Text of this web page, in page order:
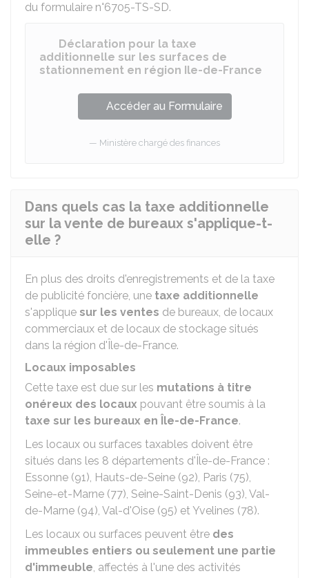
du formulaire n°6705-TS-SD.
Déclaration pour la taxe
additionnelle sur les surfaces de
stationnement en région Ile-de-France
Accéder au Formulaire
Ministère chargé des finances
Dans quels cas la taxe additionnelle
sur la vente de bureaux s'applique-t-
elle ?
En plus des droits d'enregistrements et de la taxe
de publicité foncière, une taxe additionnelle
s'applique sur les ventes de bureaux, de locaux
commerciaux et de locaux de stockage situés
dans la région d'Île-de-France.
Locaux imposables
Cette taxe est due sur les mutations à titre
onéreux des locaux pouvant être soumis à la
taxe sur les bureaux en Île-de-France.
Les locaux ou surfaces taxables doivent être
situés dans les 8 départements d'Île-de-France :
Essonne (91), Hauts-de-Seine (92), Paris (75),
Seine-et-Marne (77), Seine-Saint-Denis (93), Val-
de-Marne (94), Val-d'Oise (95) et Yvelines (78).
Les locaux ou surfaces peuvent être des
immeubles entiers ou seulement une partie
d'immeuble, affectés à l'une des activités